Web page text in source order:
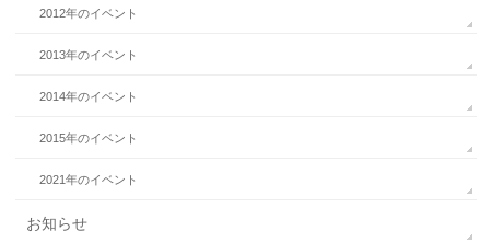
2012年のイベント
2013年のイベント
2014年のイベント
2015年のイベント
2021年のイベント
お知らせ